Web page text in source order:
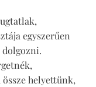
egyszerűen
dolgozni.
helyettünk,